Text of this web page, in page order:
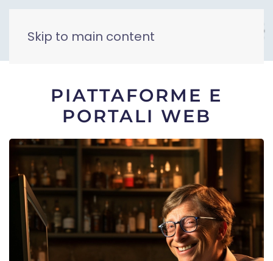
Skip to main content
PIATTAFORME E
PORTALI WEB